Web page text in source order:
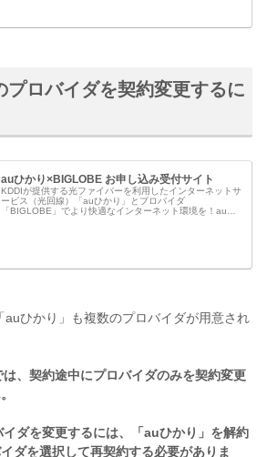
プロバイダを契約変更するに
auひかり×BIGLOBE お申し込み受付サイト
KDDIが提供する光ファイバーを利用したインターネットサ
ービス（光回線）「auひかり」とプロバイダ
「BIGLOBE」でより快適なインターネット環境を！auス
auひかり」も複数のプロバイダが用意され
は、契約途中にプロバイダのみを契約変更
イダを変更するには、「auひかり」を解約
ダを選択して再契約する必要がありま